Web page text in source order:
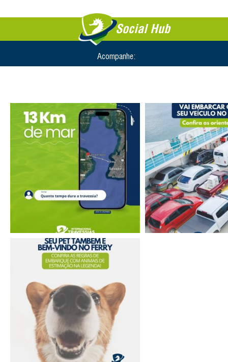
Social Hub
Acompanhe: